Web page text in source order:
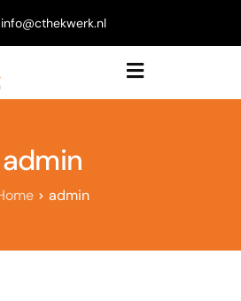
info@cthekwerk.nl
admin
admin